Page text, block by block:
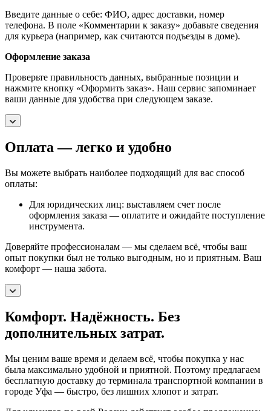
Введите данные о себе: ФИО, адрес доставки, номер
телефона. В поле «Комментарии к заказу» добавьте сведения
для курьера (например, как считаются подъезды в доме).
Оформление заказа
Проверьте правильность данных, выбранные позиции и
нажмите кнопку «Оформить заказ». Наш сервис запоминает
ваши данные для удобства при следующем заказе.
Оплата — легко и удобно
Вы можете выбрать наиболее подходящий для вас способ
оплаты:
Для юридических лиц: выставляем счет после
оформления заказа — оплатите и ожидайте поступление
инструмента.
Доверяйте профессионалам — мы сделаем всё, чтобы ваш
опыт покупки был не только выгодным, но и приятным. Ваш
комфорт — наша забота.
Комфорт. Надёжность. Без
дополнительных затрат.
Мы ценим ваше время и делаем всё, чтобы покупка у нас
была максимально удобной и приятной. Поэтому предлагаем
бесплатную доставку до терминала транспортной компании в
городе Уфа — быстро, без лишних хлопот и затрат.